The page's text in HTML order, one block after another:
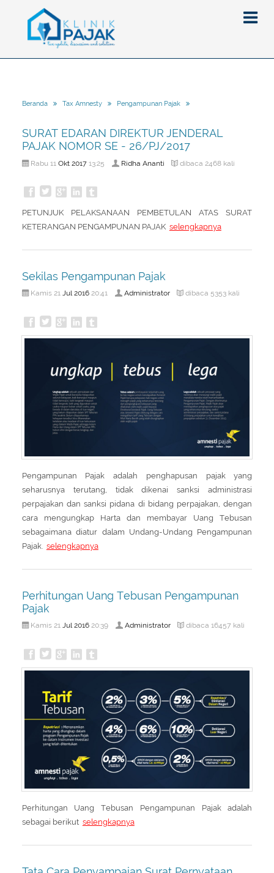
Pajak
Pengantar
Pajak Pertambahan Nilai (PPN)
Peraturan
SPT Masa
Event
Peraturan Pengampunan Pajak
Kontak Kami
Beranda Tax Amnesty Pengampunan Pajak
SURAT EDARAN DIREKTUR JENDERAL
PAJAK NOMOR SE - 26/PJ/2017
Rabu 11 Okt 201713:25 Ridha Ananti dibaca 2468 kali
PETUNJUK PELAKSANAAN PEMBETULAN ATAS SURAT
KETERANGAN PENGAMPUNAN PAJAK selengkapnya
Sekilas Pengampunan Pajak
Kamis 21 Jul 201620:41 Administrator dibaca 5353 kali
Pengampunan Pajak adalah penghapusan pajak yang
seharusnya terutang, tidak dikenai sanksi administrasi
perpajakan dan sanksi pidana di bidang perpajakan, dengan
cara mengungkap Harta dan membayar Uang Tebusan
sebagaimana diatur dalam Undang-Undang Pengampunan
Pajak. selengkapnya
Perhitungan Uang Tebusan Pengampunan
Pajak
Kamis 21 Jul 201620:39 Administrator dibaca 16457 kali
Perhitungan Uang Tebusan Pengampunan Pajak adalah
sebagai berikut selengkapnya